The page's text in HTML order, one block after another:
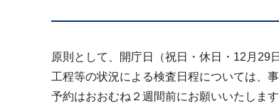
原則として、開庁日（祝日・休日・12月29
工程等の状況による検査日程については、
予約はおおむね２週間前にお願いいたします